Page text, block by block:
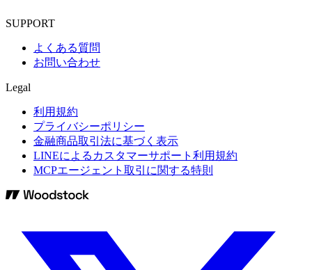
SUPPORT
よくある質問
お問い合わせ
Legal
利用規約
プライバシーポリシー
金融商品取引法に基づく表示
LINEによるカスタマーサポート利用規約
MCPエージェント取引に関する特則